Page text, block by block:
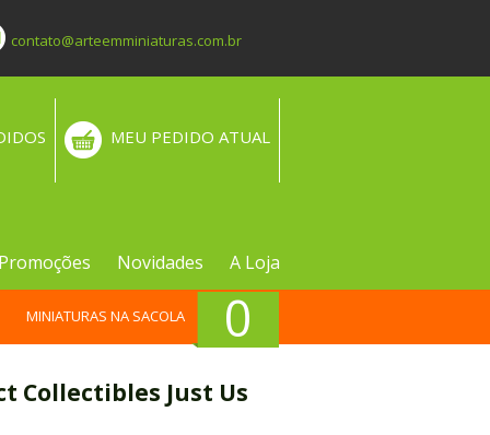
contato@arteemminiaturas.com.br
MEU PEDIDO ATUAL
Promoções Novidades A Loja
0
MINIATURAS NA SACOLA
Collectibles Just Us